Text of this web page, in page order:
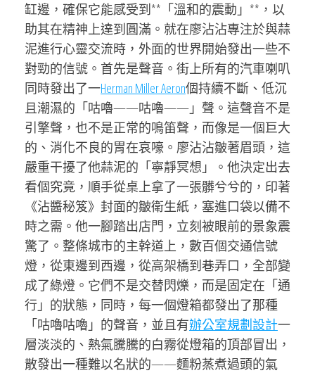
缸邊，確保它能感受到**「溫和的震動」**，以
助其在精神上達到圓滿。就在廖沾沾專注於與蒜
泥進行心靈交流時，外面的世界開始發出一些不
對勁的信號。首先是聲音。街上所有的汽車喇叭
同時發出了一Herman Miller Aeron個持續不斷、低沉
且潮濕的「咕嚕——咕嚕——」聲。這聲音不是
引擎聲，也不是正常的鳴笛聲，而像是一個巨大
的、消化不良的胃在哀嚎。廖沾沾皺著眉頭，這
嚴重干擾了他蒜泥的「寧靜冥想」。他決定出去
看個究竟，順手從桌上拿了一張髒兮兮的，印著
《沾醬秘笈》封面的皺衛生紙，塞進口袋以備不
時之需。他一腳踏出店門，立刻被眼前的景象震
驚了。整條城市的主幹道上，數百個交通信號
燈，從東邊到西邊，從高架橋到巷弄口，全部變
成了綠燈。它們不是交替閃爍，而是固定在「通
行」的狀態，同時，每一個燈箱都發出了那種
「咕嚕咕嚕」的聲音，並且有辦公室規劃設計一
層淡淡的、熱氣騰騰的白霧從燈箱的頂部冒出，
散發出一種難以名狀的——麵粉蒸煮過頭的氣